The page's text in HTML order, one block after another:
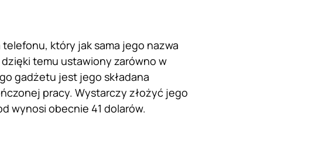
który jak sama jego nazwa
temu ustawiony zarówno w
gadżetu jest jego składana
pracy. Wystarczy złożyć jego
wynosi obecnie 41 dolarów.